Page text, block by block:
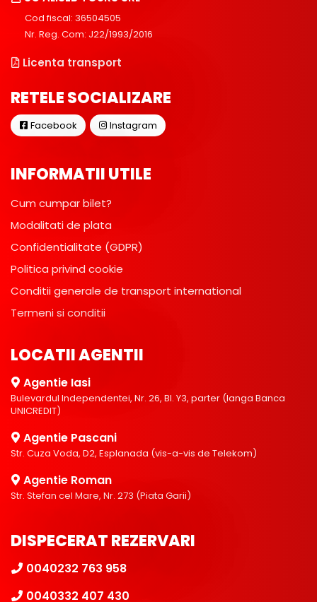
Cod fiscal: 36504505
Nr. Reg. Com: J22/1993/2016
Licenta transport
RETELE SOCIALIZARE
Facebook Instagram
INFORMATII UTILE
Cum cumpar bilet?
Modalitati de plata
Confidentialitate (GDPR)
Politica privind cookie
Conditii generale de transport international
Termeni si conditii
LOCATII AGENTII
Agentie Iasi
Bulevardul Independentei, Nr. 26, Bl. Y3, parter (langa Banca
UNICREDIT)
Agentie Pascani
Str. Cuza Voda, D2, Esplanada (vis-a-vis de Telekom)
Agentie Roman
Str. Stefan cel Mare, Nr. 273 (Piata Garii)
DISPECERAT REZERVARI
0040232 763 958
0040332 407 430